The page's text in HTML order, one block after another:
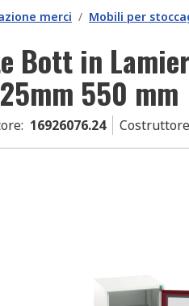
merci / Mobili per
Bott in
550 mm
: 16926076.24 Costruttore